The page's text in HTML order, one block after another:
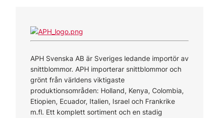
APH Svenska AB är Sveriges ledande importör av
snittblommor. APH importerar snittblommor och
grönt från världens viktigaste
produktionsområden: Holland, Kenya, Colombia,
Etiopien, Ecuador, Italien, Israel och Frankrike
m.fl. Ett komplett sortiment och en stadig